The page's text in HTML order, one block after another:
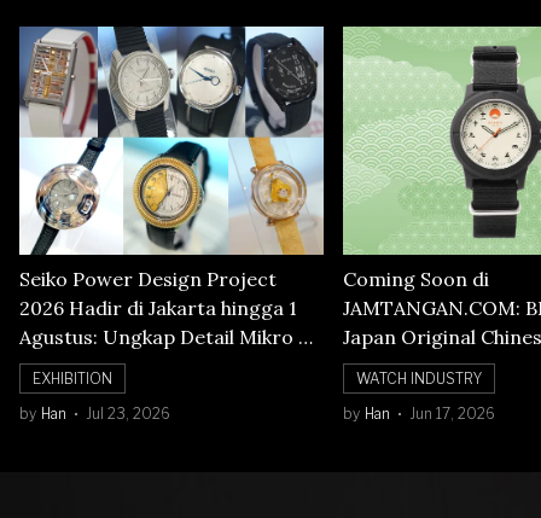
Seiko Power Design Project
2026 Hadir di Jakarta hingga 1
Agustus: Ungkap Detail Mikro di
Balik Seni Watchmaking
EXHIBITION
by Han Jul 23, 2026
Coming Soon di
JAMTANGAN.COM:
Japan Original
Numerals Watch
WATCH INDUSTRY
by Han Jun 17, 2026